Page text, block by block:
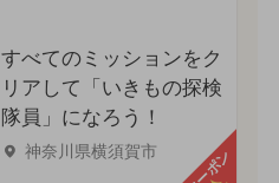
すべてのミッションをク
リアして「いきもの探検
隊員」になろう！
神奈川県横須賀市 クーポン